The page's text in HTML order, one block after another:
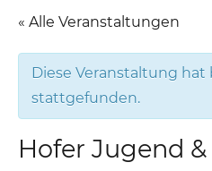
« Alle Veranstaltungen
Diese Veranstaltung hat
stattgefunden.
Hofer Jugend